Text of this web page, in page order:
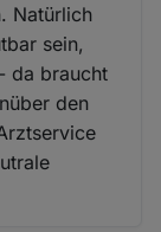
Natürlich
sein,
da braucht
den